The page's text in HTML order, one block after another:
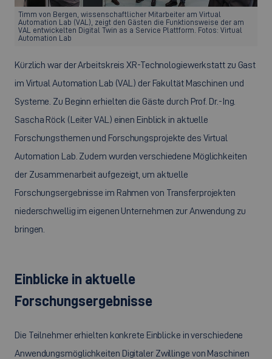
Timm von Bergen, wissenschaftlicher Mitarbeiter am Virtual
Automation Lab (VAL), zeigt den Gästen die Funktionsweise der am
VAL entwickelten Digital Twin as a Service Plattform. Fotos: Virtual
Automation Lab
Kürzlich war der Arbeitskreis XR-Technologiewerkstatt zu Gast
im Virtual Automation Lab (VAL) der Fakultät Maschinen und
Systeme. Zu Beginn erhielten die Gäste durch Prof. Dr.-Ing.
Sascha Röck (Leiter VAL) einen Einblick in aktuelle
Forschungsthemen und Forschungsprojekte des Virtual
Automation Lab . Zudem wurden verschiedene Möglichkeiten
der Zusammenarbeit aufgezeigt, um aktuelle
Forschungsergebnisse im Rahmen von Transferprojekten
niederschwellig im eigenen Unternehmen zur Anwendung zu
bringen.
Einblicke in aktuelle
Forschungsergebnisse
Die Teilnehmer erhielten konkrete Einblicke in verschiedene
Anwendungsmöglichkeiten Digitaler Zwillinge von Maschinen